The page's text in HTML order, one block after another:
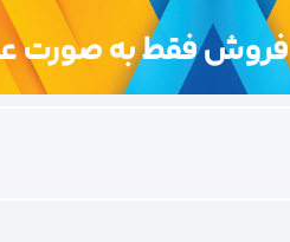
فروش فقط به صورت